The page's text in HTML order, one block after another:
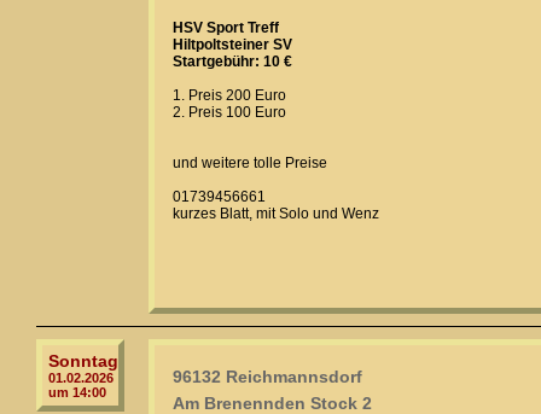
HSV Sport Treff
Hiltpoltsteiner SV
Startgebühr: 10 €
1. Preis 200 Euro
2. Preis 100 Euro
und weitere tolle Preise
01739456661
kurzes Blatt, mit Solo und Wenz
Sonntag
01.02.2026
um 14:00
96132 Reichmannsdorf
Am Brenennden Stock 2